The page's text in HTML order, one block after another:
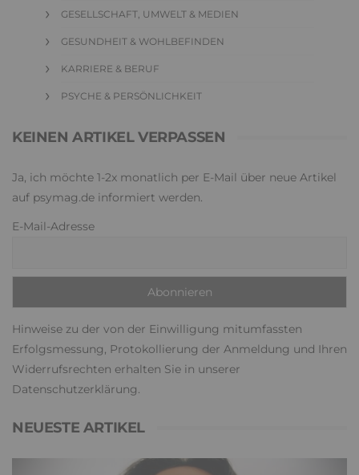
GESELLSCHAFT, UMWELT & MEDIEN
GESUNDHEIT & WOHLBEFINDEN
KARRIERE & BERUF
PSYCHE & PERSÖNLICHKEIT
KEINEN ARTIKEL VERPASSEN
Ja, ich möchte 1-2x monatlich per E-Mail über neue Artikel
auf psymag.de informiert werden.
E-Mail-Adresse
Hinweise zu der von der Einwilligung mitumfassten
Erfolgsmessung, Protokollierung der Anmeldung und Ihren
Widerrufsrechten erhalten Sie in unserer
Datenschutzerklärung.
NEUESTE ARTIKEL